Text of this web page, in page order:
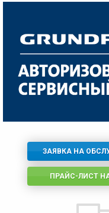
ЗАЯВКА НА
ПРАЙС-ЛИСТ